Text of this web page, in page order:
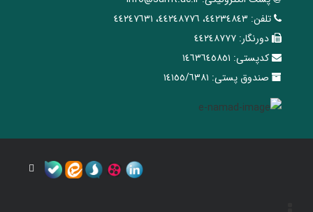
تلفن: ٤٤٢٣٤٨٤٣، ٤٤٢٤٨٧٧٦، ٤٤٢٤٧٦٣١
دورنگار: ٤٤٢٤٨٧٧٧
کدپستی: ١٤٦٣٦٤٥٨٥١
صندوق پستی: ١٤١٥٥/٦٣٨١